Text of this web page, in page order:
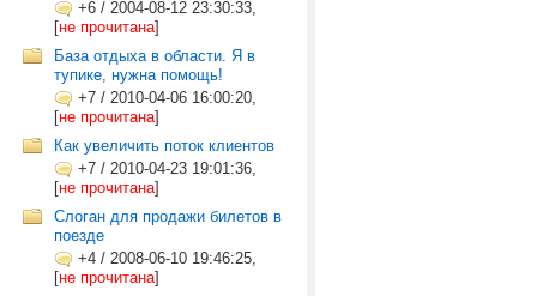
+6 / 2004-08-12 23:30:33,
[не прочитана]
База отдыха в области. Я в
тупике, нужна помощь!
+7 / 2010-04-06 16:00:20,
[не прочитана]
Как увеличить поток клиентов
+7 / 2010-04-23 19:01:36,
[не прочитана]
Слоган для продажи билетов в
поезде
+4 / 2008-06-10 19:46:25,
[не прочитана]